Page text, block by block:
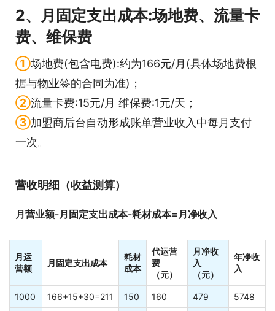
2、月固定支出成本:场地费、流量卡
费、维保费
①场地费(包含电费):约为166元/月(具体场地费根
据与物业签的合同为准)；
②流量卡费:15元/月 维保费:1元/天；
③加盟商后台自动形成账单营业收入中每月支付
一次。
营收明细（收益测算）
月营业额-月固定支出成本-耗材成本=月净收入
月运
营额
月固定支出成本
耗材
成本
代运营
费
（元）
月净收
入
（元）
年净收
入
1000 166+15+30=211 150 160 479 5748